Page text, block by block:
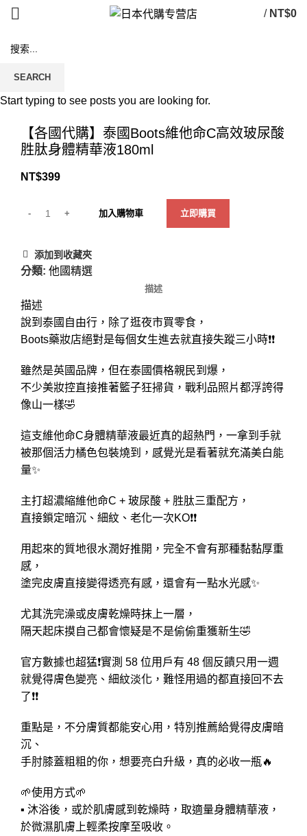
/ NT$0
【各國代購】泰國Boots維他命C高效玻尿酸
胜肽身體精華液180ml
NT$399
加入購物車 立即購買
添加到收藏夾
分類: 他國精選
描述
描述
說到泰國自由行，除了逛夜市買零食，
Boots藥妝店絕對是每個女生進去就直接失蹤三小時❗❗
雖然是英國品牌，但在泰國價格親民到爆，
不少美妝控直接推著籃子狂掃貨，戰利品照片都浮誇得
像山一樣🤣
這支維他命C身體精華液最近真的超熱門，一拿到手就
被那個活力橘色包裝燒到，感覺光是看著就充滿美白能
量✨
主打超濃縮維他命C + 玻尿酸 + 胜肽三重配方，
直接鎖定暗沉、細紋、老化一次KO❗❗
用起來的質地很水潤好推開，完全不會有那種黏黏厚重
感，
塗完皮膚直接變得透亮有感，還會有一點水光感✨
尤其洗完澡或皮膚乾燥時抹上一層，
隔天起床摸自己都會懷疑是不是偷偷重獲新生🤣
官方數據也超猛❗實測 58 位用戶有 48 個反饋只用一週
就覺得膚色變亮、細紋淡化，難怪用過的都直接回不去
了❗❗
重點是，不分膚質都能安心用，特別推薦給覺得皮膚暗
沉、
手肘膝蓋粗粗的你，想要亮白升級，真的必收一瓶🔥
🌱使用方式🌱
▪ 沐浴後，或於肌膚感到乾燥時，取適量身體精華液，
於微濕肌膚上輕柔按摩至吸收。
SEARCH
Start typing to see posts you are looking for.